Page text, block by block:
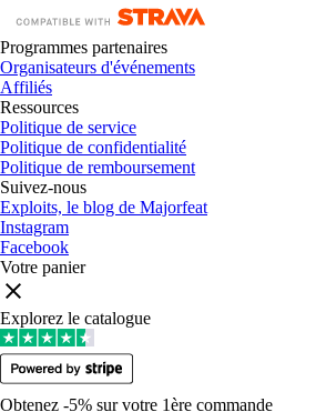
Programmes partenaires
Organisateurs d'événements
Affiliés
Ressources
Politique de service
Politique de confidentialité
Politique de remboursement
Suivez-nous
Exploits, le blog de Majorfeat
Instagram
Facebook
Votre panier
Explorez le catalogue
Obtenez -5% sur votre 1ère commande